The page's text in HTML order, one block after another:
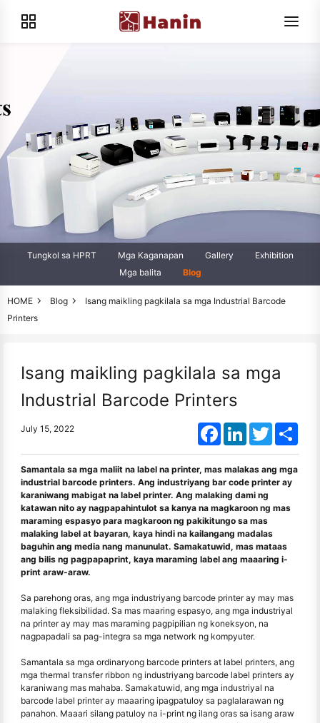
Tungkol sa HPRT Mga Kaganapan Gallery
Exhibition
Mga balita
Blog
HOME Blog
Isang maikling pagkilala sa mga Industrial Barcode
Printers
Isang maikling pagkilala sa mga
Industrial Barcode Printers
July 15, 2022 FacebookLinkedInTwitter
Samantala sa mga maliit na label na printer, mas malakas ang mga
industrial barcode printers. Ang industriyang bar code printer ay
karaniwang mabigat na label printer. Ang malaking dami ng
katawan nito ay nagpapahintulot sa kanya na magkaroon ng mas
maraming espasyo para magkaroon ng pakikitungo sa mas
malaking label at bayaran, kaya hindi na kailangang madalas
baguhin ang media nang manunulat. Samakatuwid, mas mataas
ang bilis ng pagpapaprint, kaya maraming label ang maaaring i-
print araw-araw.
Sa parehong oras, ang mga industriyang barcode printer ay may mas
malaking fleksibilidad. Sa mas maaring espasyo, ang mga industriyal
na printer ay may mas maraming pagpipilian ng koneksyon, na
nagpapadali sa pag-integra sa mga network ng kompyuter.
Samantala sa mga ordinaryong barcode printers at label printers, ang
mga thermal transfer ribbon ng industriyang barcode label printers ay
karaniwang mas mahaba. Samakatuwid, ang mga industriyal na
barcode label printer ay maaaring ipagpatuloy sa paglalarawan ng
panahon. Maaari silang patuloy na i-print ng ilang oras sa isang araw